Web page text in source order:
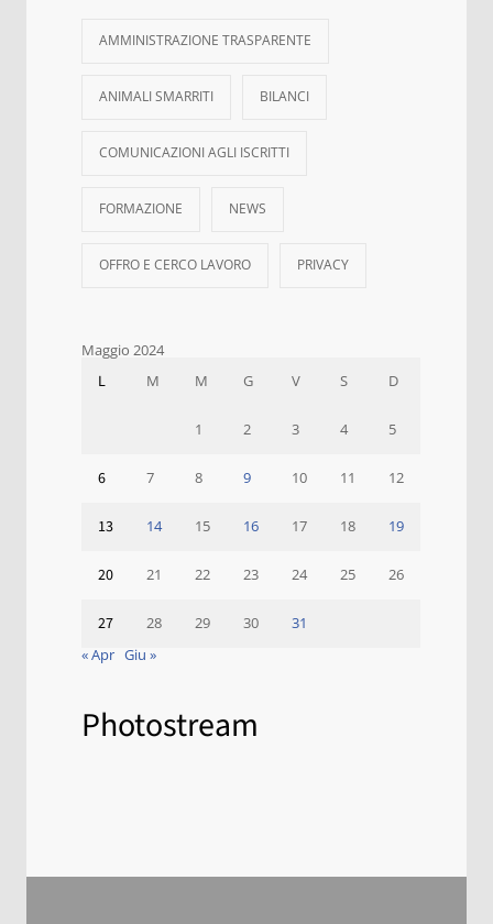
AMMINISTRAZIONE TRASPARENTE
ANIMALI SMARRITI BILANCI
COMUNICAZIONI AGLI ISCRITTI
FORMAZIONE NEWS
OFFRO E CERCO LAVORO PRIVACY
Maggio 2024
L M M G V S D
1 2 3 4 5
6 7 8 9 10 11 12
13 14 15 16 17 18 19
20 21 22 23 24 25 26
27 28 29 30
31
« Apr Giu »
Photostream